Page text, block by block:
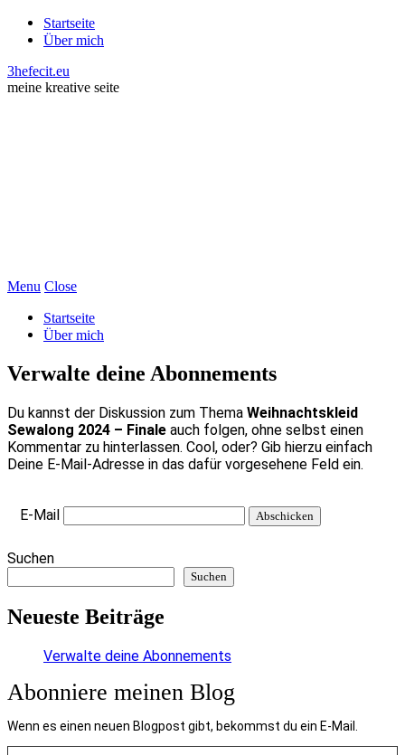
Startseite
Über mich
3hefecit.eu
meine kreative seite
Menu Close
Startseite
Über mich
Verwalte deine Abonnements
Du kannst der Diskussion zum Thema Weihnachtskleid
Sewalong 2024 – Finale auch folgen, ohne selbst einen
Kommentar zu hinterlassen. Cool, oder? Gib hierzu einfach
Deine E-Mail-Adresse in das dafür vorgesehene Feld ein.
E-Mail
Suchen
Suchen
Neueste Beiträge
Verwalte deine Abonnements
Abonniere meinen Blog
Wenn es einen neuen Blogpost gibt, bekommst du ein E-Mail.